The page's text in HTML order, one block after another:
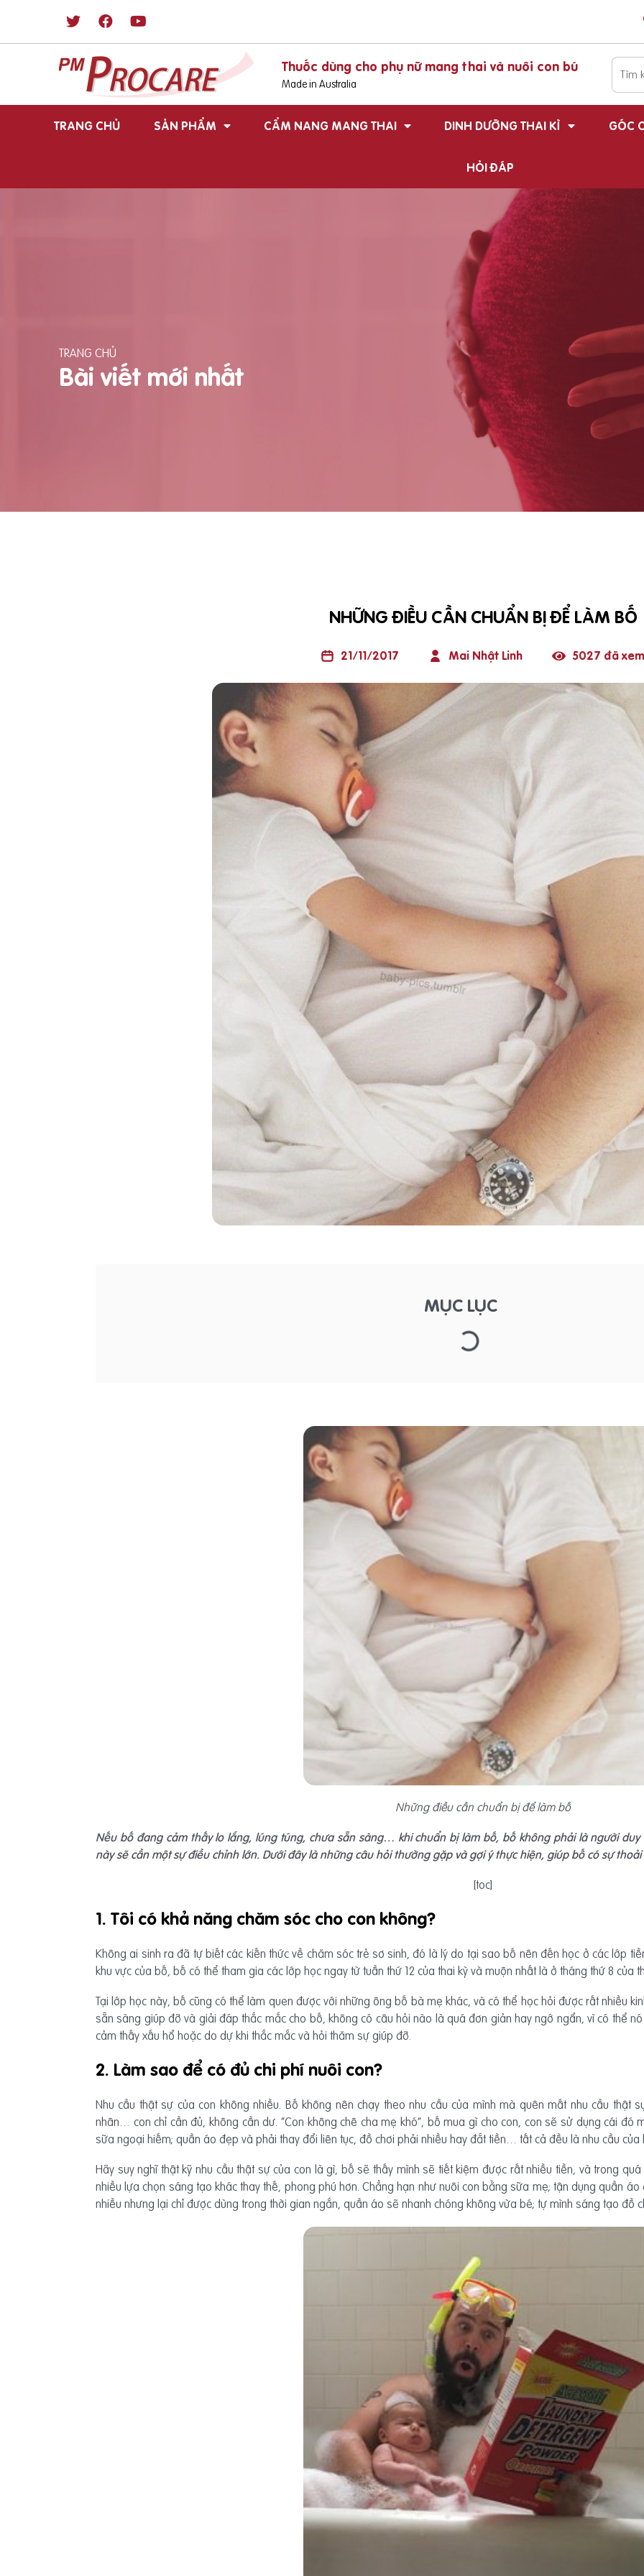
Thuốc dùng cho phụ nữ mang thai và nuôi con bú
Made in Australia
TRANG CHỦ SẢN PHẨM CẨM NANG MANG THAI DINH DƯỠNG THAI KÌ GÓC
HỎI ĐÁP
TRANG CHỦ
Bài viết mới nhất
NHỮNG ĐIỀU CẦN CHUẨN BỊ ĐỂ LÀM BỐ
21/11/2017 Mai Nhật Linh 5027 đã xem
MỤC LỤC
Những điều cần chuẩn bị để làm bố
Nếu bố đang cảm thấy lo lắng, lúng túng, chưa sẵn sàng… khi chuẩn bị làm bố, bố không phải là người
này sẽ cần một sự điều chỉnh lớn. Dưới đây là những câu hỏi thường gặp và gợi ý thực hiện, giúp bố có sự
[toc]
1. Tôi có khả năng chăm sóc cho con không?
Không ai sinh ra đã tự biết các kiến thức về chăm sóc trẻ sơ sinh, đó là lý do tại sao bố nên đến học ở các lớp
khu vực của bố, bố có thể tham gia các lớp học ngay từ tuần thứ 12 của thai kỳ và muộn nhất là ở tháng thứ 8 của
Tại lớp học này, bố cũng có thể làm quen được với những ông bố bà mẹ khác, và có thể học hỏi được rất nhiều
sẵn sàng giúp đỡ và giải đáp thắc mắc cho bố, không có câu hỏi nào là quá đơn giản hay ngớ ngẩn, vì có thể
cảm thấy xấu hổ hoặc do dự khi thắc mắc và hỏi thăm sự giúp đỡ.
2. Làm sao để có đủ chi phí nuôi con?
Nhu cầu thật sự của con không nhiều. Bố không nên chạy theo nhu cầu của mình mà quên mất nhu cầu thật
nhân… con chỉ cần đủ, không cần dư. “Con không chê cha mẹ khó”, bố mua gì cho con, con sẽ sử dụng cái đó
sữa ngoại hiếm; quần áo đẹp và phải thay đổi liên tục, đồ chơi phải nhiều hay đắt tiền… tất cả đều là nhu cầu
Hãy suy nghĩ thật kỹ nhu cầu thật sự của con là gì, bố sẽ thấy mình sẽ tiết kiệm được rất nhiều tiền, và trong
nhiều lựa chọn sáng tạo khác thay thế, phong phú hơn. Chẳng hạn như nuôi con bằng sữa mẹ; tận dụng quần
nhiều nhưng lại chỉ được dùng trong thời gian ngắn, quần áo sẽ nhanh chóng không vừa bé; tự mình sáng tạo đồ